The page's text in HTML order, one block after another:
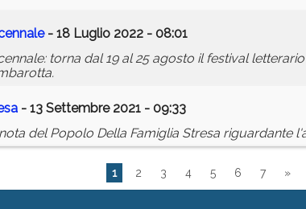
- 18 Luglio 2022 - 08:01
torna dal 19 al 25 agosto il festival
- 13 Settembre 2021 - 09:33
del Popolo Della Famiglia Stresa riguardante
1 2 3 4 5 6 7 »